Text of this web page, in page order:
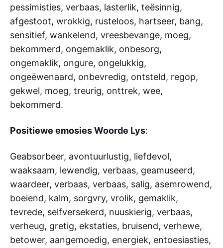
pessimisties, verbaas, lasterlik, teësinnig,
afgestoot, wrokkig, rusteloos, hartseer, bang,
sensitief, wankelend, vreesbevange, moeg,
bekommerd, ongemaklik, onbesorg,
ongemaklik, ongure, ongelukkig,
ongeëwenaard, onbevredig, ontsteld, regop,
gekwel, moeg, treurig, onttrek, wee,
bekommerd.
Positiewe emosies Woorde Lys:
Geabsorbeer, avontuurlustig, liefdevol,
waaksaam, lewendig, verbaas, geamuseerd,
waardeer, verbaas, verbaas, salig, asemrowend,
boeiend, kalm, sorgvry, vrolik, gemaklik,
tevrede, selfversekerd, nuuskierig, verbaas,
verheug, gretig, ekstaties, bruisend, verhewe,
betower, aangemoedig, energiek, entoesiasties,